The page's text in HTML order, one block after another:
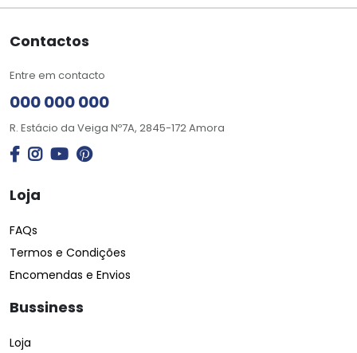
Contactos
Entre em contacto
000 000 000
R. Estácio da Veiga Nº7A, 2845-172 Amora
Loja
FAQs
Termos e Condições
Encomendas e Envios
Bussiness
Loja